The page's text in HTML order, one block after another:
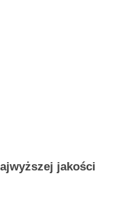
jakości